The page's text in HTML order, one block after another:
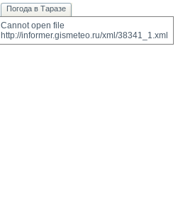
Погода в Таразе
Cannot open file
http://informer.gismeteo.ru/xml/38341_1.xml